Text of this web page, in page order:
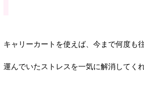
キャリーカートを使えば、今まで何度も
運んでいたストレスを一気に解消してくれ